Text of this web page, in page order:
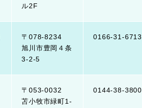
ル2F
〒078-8234
旭川市豊岡４条
3-2-5
0166-31-6713
〒053-0032
苫小牧市緑町1-
0144-38-3800